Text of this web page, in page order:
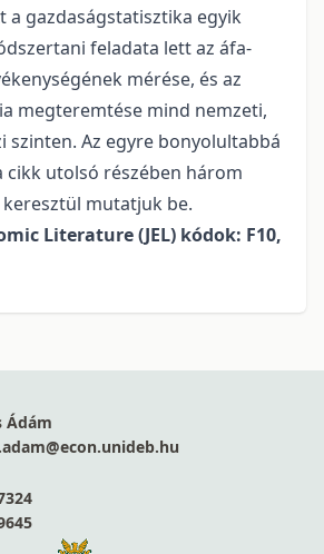
a gazdaságstatisztika egyik
feladata lett az áfa-
mérése, és az
megteremtése mind nemzeti,
szinten. Az egyre bonyolultabbá
cikk utolsó részében három
mutatjuk be.
Literature (JEL) kódok: F10,
Ádám